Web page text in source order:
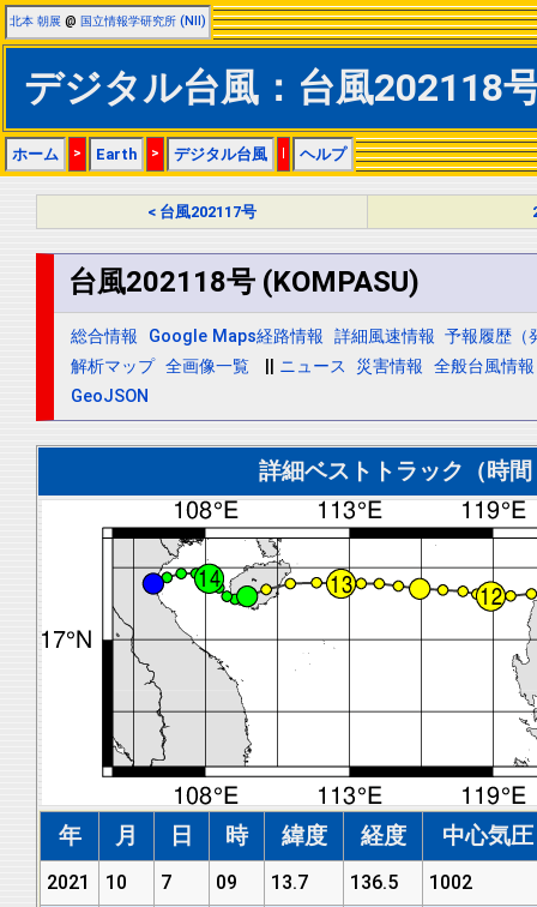
北本 朝展 @ 国立情報学研究所 (NII)
デジタル台風：台風202118
ホーム > Earth > デジタル台風 | ヘルプ
< 台風202117号
台風202118号 (KOMPASU)
総合情報 Google Maps経路情報 詳細風速情報 予報履歴（
解析マップ 全画像一覧 ニュース 災害情報 全般台風情報
GeoJSON
詳細ベストトラック（時
年 月 日 時 緯度 経度 中心気
2021 10 7 09 13.7 136.5
1002